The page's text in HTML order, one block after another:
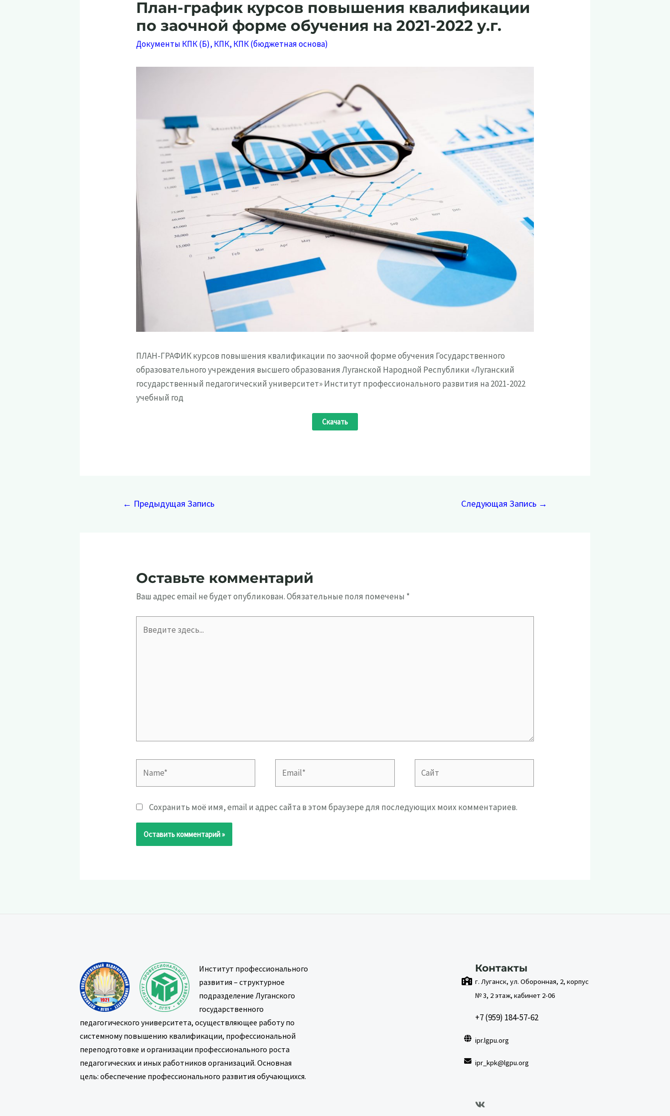
План-график курсов повышения квалификации
по заочной форме обучения на 2021-2022 у.г.
Документы КПК (Б), КПК, КПК (бюджетная основа)
ПЛАН-ГРАФИК курсов повышения квалификации по заочной форме обучения Государственного
образовательного учреждения высшего образования Луганской Народной Республики «Луганский
государственный педагогический университет» Институт профессионального развития на 2021-2022
учебный год
Скачать
Навигация
← Предыдущая Запись Следующая Запись →
Оставьте комментарий
Ваш адрес email не будет опубликован.Обязательные поля помечены *
здесь...
Сохранить моё имя, email и адрес сайта в этом браузере для последующих моих комментариев.
Институт профессионального
развития – структурное
подразделение Луганского
государственного
педагогического университета, осуществляющее работу по
системному повышению квалификации, профессиональной
переподготовке и организации профессионального роста
педагогических и иных работников организаций. Основная
цель: обеспечение профессионального развития обучающихся.
Контакты
г. Луганск, ул. Оборонная, 2, корпус
№ 3, 2 этаж, кабинет 2-06
+7 (959) 184-57-62
ipr.lgpu.org
ipr_kpk@lgpu.org